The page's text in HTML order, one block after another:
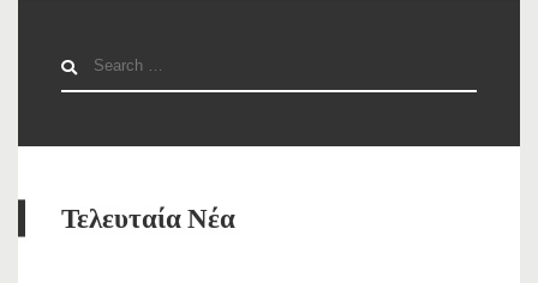
Search
for:
Τελευταία Νέα